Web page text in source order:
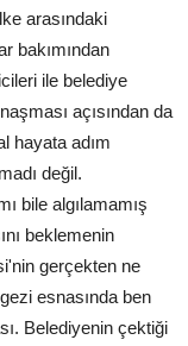
arasındaki
bakımından
ile belediye
açısından da
hayata adım
değil.
bile algılamamış
beklemenin
gerçekten ne
esnasında ben
Belediyenin çektiği